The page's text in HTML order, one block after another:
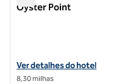
Oyster Point
Exibir detalhes do hotel
Ver detalhes do hotel
8,30 milhas